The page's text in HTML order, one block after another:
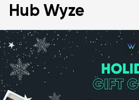
Hub Wyze